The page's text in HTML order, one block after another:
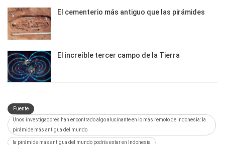
El cementerio más antiguo que las pirámides
El increíble tercer campo de la Tierra
Fuente
Unos investigadores han encontrado algo alucinante en lo más remoto de Indonesia: la
pirámide más antigua del mundo
la pirámide más antigua del mundo podría estar en Indonesia